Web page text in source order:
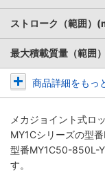
ストローク（範囲）
最大積載質量（範囲
商品詳細をもっ
メカジョイント式ロ
MY1Cシリーズの型
型番MY1C50-850L-
す。